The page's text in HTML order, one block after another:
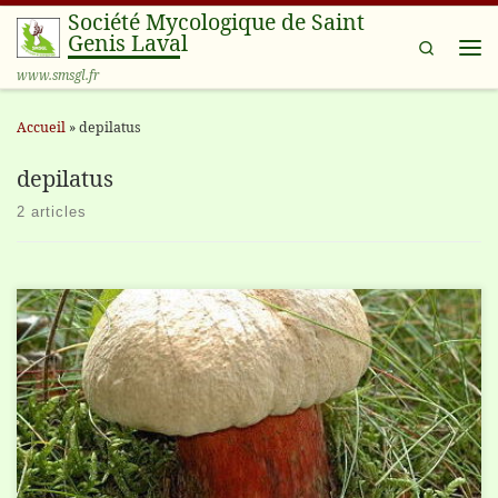
Passer au contenu
Société Mycologique de Saint
Genis Laval
www.smsgl.fr
Search
Accueil »depilatus
depilatus
2 articles
Views: 306